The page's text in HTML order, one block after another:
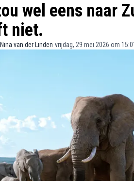
wel eens naar
niet.
Nina van der Linden vrijdag, 29 mei 2026 om